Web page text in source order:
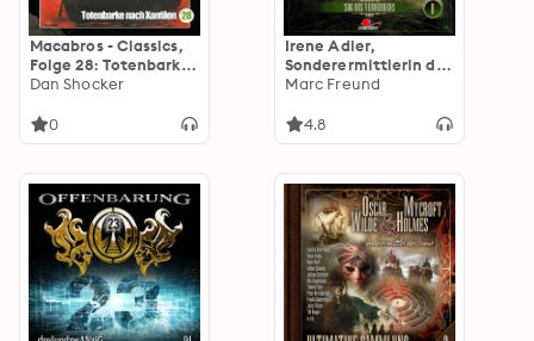
Macabros - Classics,
Folge 28: Totenbarke
nach Xantilon
Dan Shocker
0
Irene Adler,
Sonderermittlerin der
Krone, Folge 8: Sog
Marc Freund
4.8